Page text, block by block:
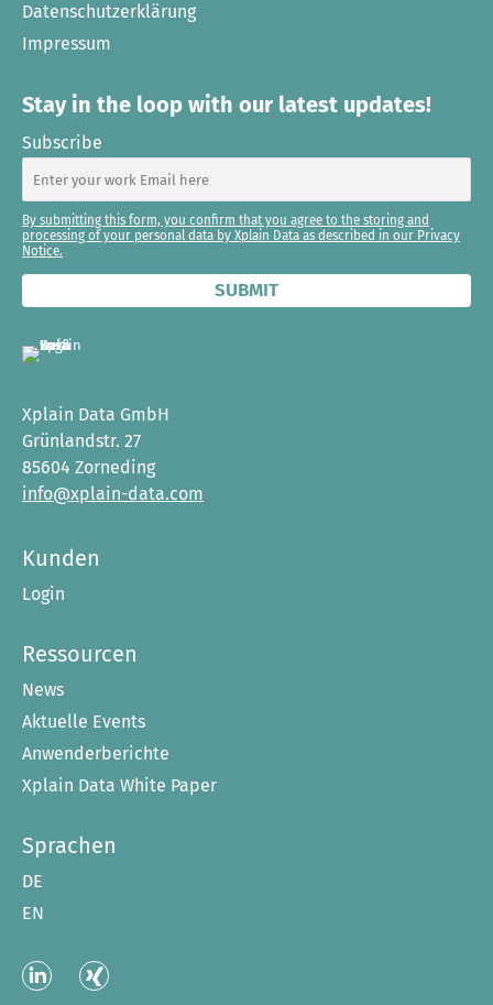
Datenschutzerklärung
Impressum
Stay in the loop with our latest updates!
Subscribe
By submitting this form, you confirm that you agree to the storing and
processing of your personal data by Xplain Data as described in our Privacy
Notice.
Xplain Data GmbH
Grünlandstr. 27
85604 Zorneding
info@xplain-data.com
Kunden
Login
Ressourcen
News
Aktuelle Events
Anwenderberichte
Xplain Data White Paper
Sprachen
DE
EN
LinkedXING